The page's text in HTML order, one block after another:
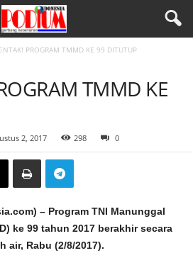
PROGRAM TMMD KE 99 DITUTUP
TMMD KE
2, 2017 298 0
– Program TNI Manunggal
ke 99 tahun 2017 berakhir secara
air, Rabu (2/8/2017).